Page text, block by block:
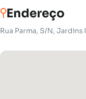
Endereço
Rua Parma, S/N,